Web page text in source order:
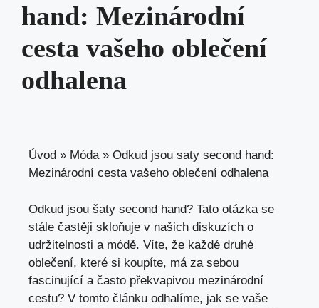
hand: Mezinárodní
cesta vašeho oblečení
odhalena
Úvod » Móda» Odkud jsou saty second hand:
Mezinárodní cesta vašeho oblečení odhalena
Odkud jsou ⁢šaty ‌second‍ hand? ‍Tato otázka ‌se
‍stále častěji skloňuje v našich diskuzích o
udržitelnosti a módě. ⁢Víte, že ⁤každé druhé​
oblečení, které si koupíte,‍ má za sebou
⁤fascinující a často překvapivou mezinárodní
cestu? V‌ tomto článku odhalíme, jak se vaše